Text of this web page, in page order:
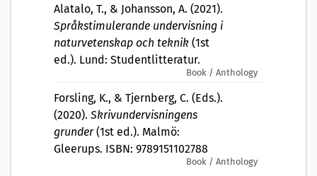
Alatalo, T., & Johansson, A. (2021).
Språkstimulerande undervisning i
naturvetenskap och teknik (1st
ed.). Lund: Studentlitteratur.
Book / Anthology
Forsling, K., & Tjernberg, C. (Eds.).
(2020). Skrivundervisningens
grunder(1st ed.). Malmö:
Gleerups. ISBN: 9789151102788
Book / Anthology